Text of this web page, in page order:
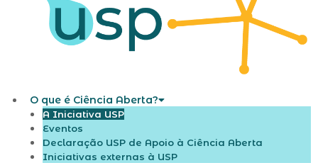
O que é Ciência Aberta?
A Iniciativa USP
Eventos
Declaração USP de Apoio à Ciência Aberta
Iniciativas externas à USP